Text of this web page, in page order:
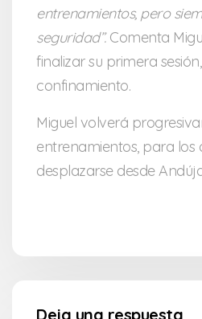
entrenamientos, pero
seguridad”.Comenta
finalizar su primera
confinamiento.
Miguel volverá
entrenamientos, para los
desplazarse desde
Deja una respuesta